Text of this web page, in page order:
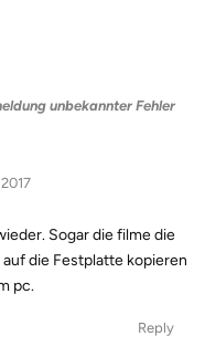
unbekannter Fehler
Sogar die filme die
die Festplatte kopieren
pc.
Reply